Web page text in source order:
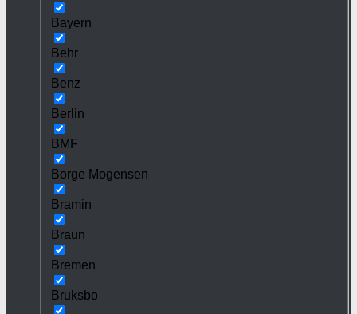
Bayern
Behr
Benz
Berlin
BMF
Borge Mogensen
Bramin
Braun
Bremen
Bruksbo